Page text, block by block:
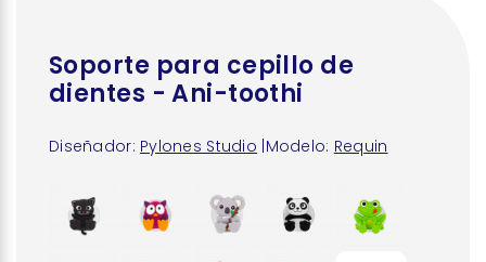
Soporte para cepillo de
dientes - Ani-toothi
Diseñador: Pylones Studio Modelo: Requin